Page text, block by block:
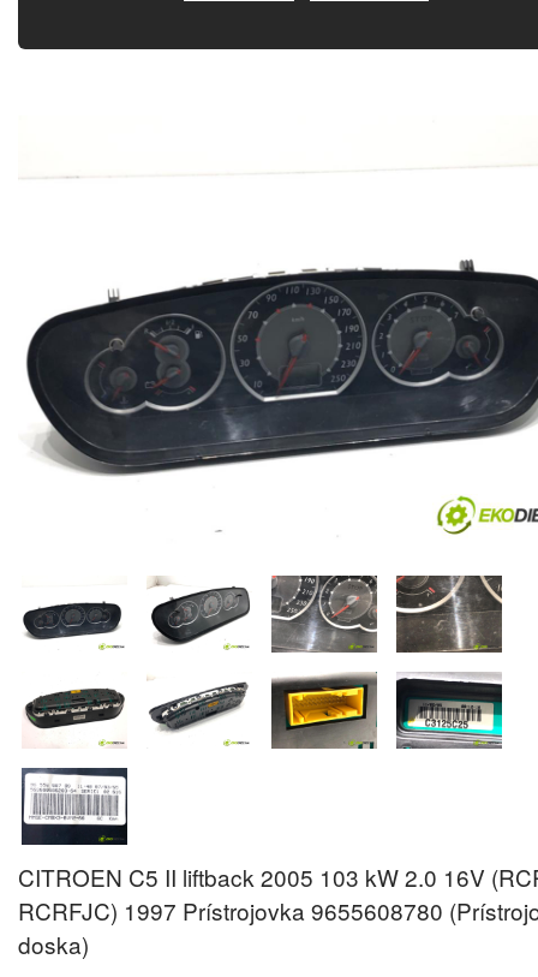
CITROEN C5 II liftback 2005 103 kW 2.0 16V
RCRFJC) 1997 Prístrojovka 9655608780
doska)